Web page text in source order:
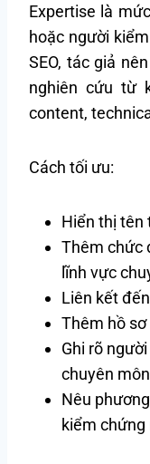
Expertise là
hoặc người
SEO, tác giả
nghiên cứu từ
content,
Cách tối ưu:
Hiển thị tên
Thêm chức
lĩnh vực
Liên kết
Thêm hồ
Ghi rõ
chuyên
Nêu
kiểm chứng